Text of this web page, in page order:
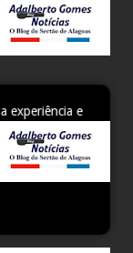
experiência e
a navegar,
Para mais
.